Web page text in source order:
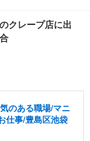
クレープ店に出
のある職場/マニ
仕事/豊島区池袋